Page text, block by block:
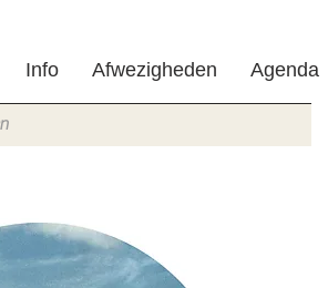
Info Afwezigheden Agenda